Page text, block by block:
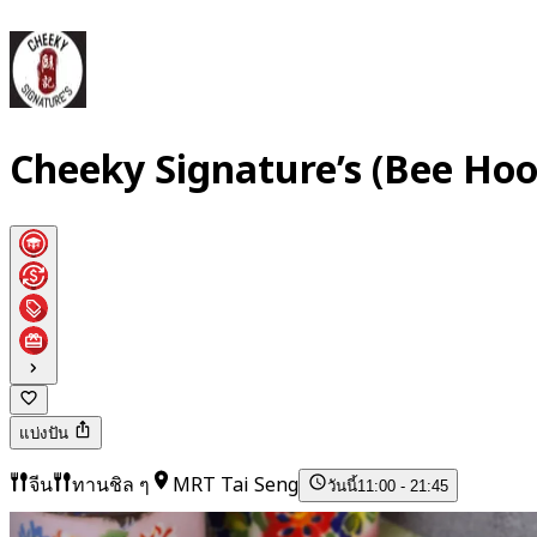
Cheeky Signature’s (Bee
แบ่งปัน
จีน ทานชิล ๆ MRT Tai Seng วันนี้11:00 - 21:45